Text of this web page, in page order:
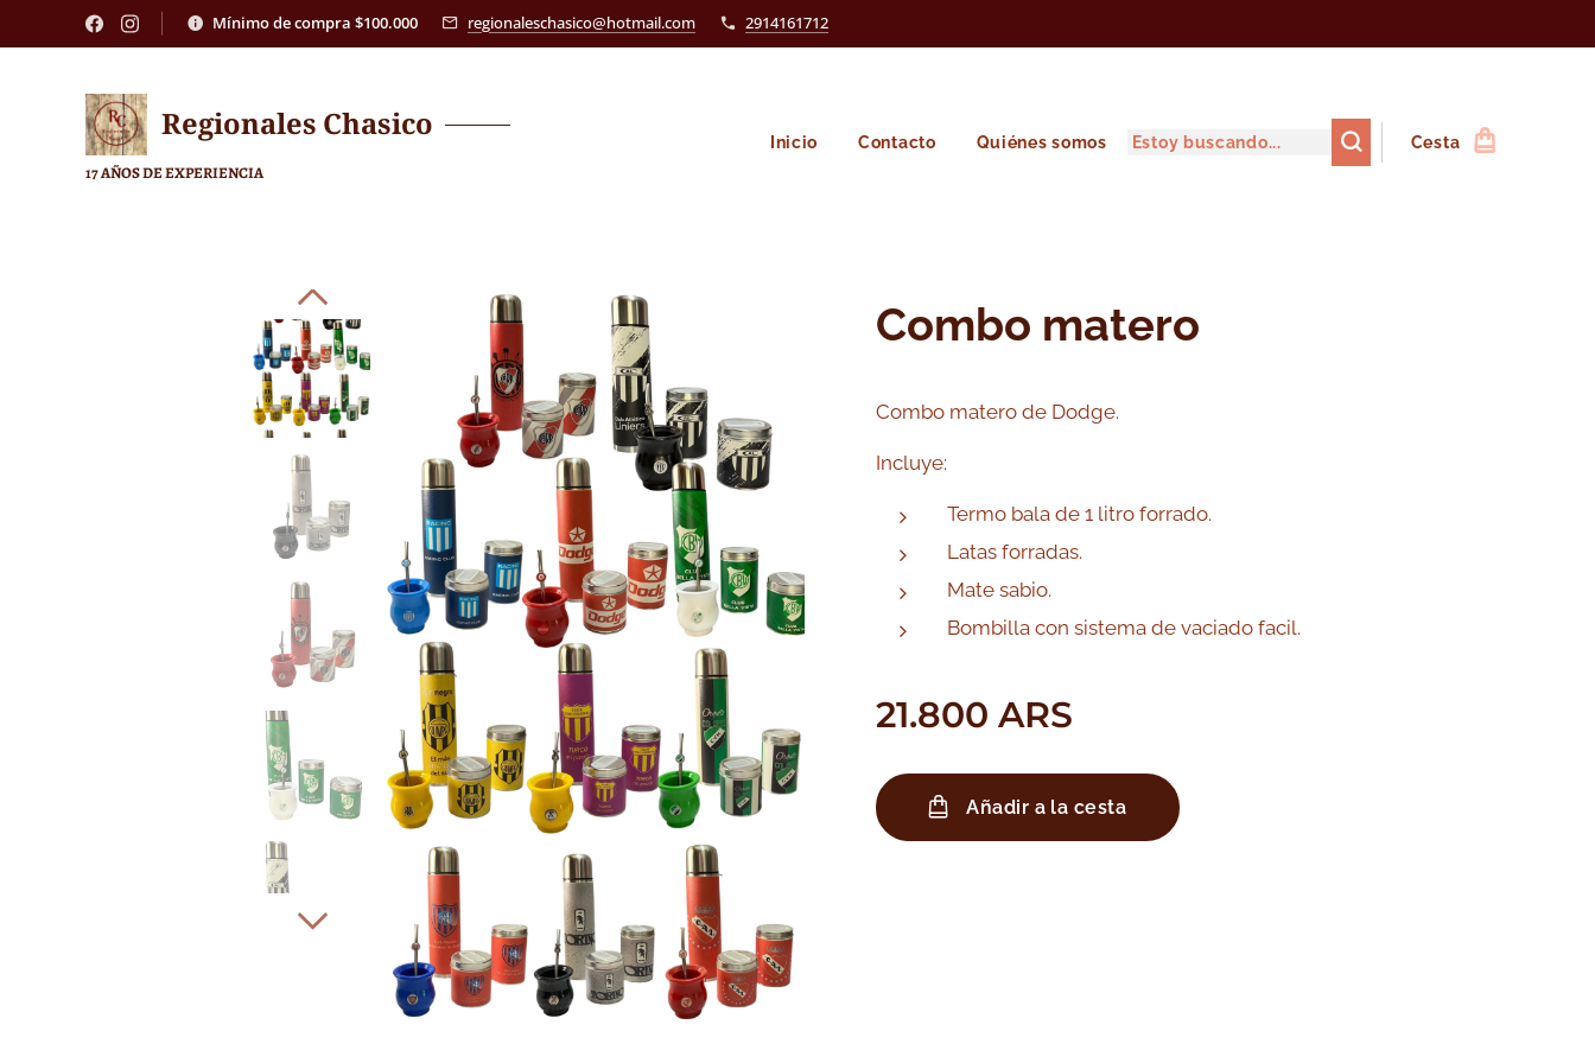
Mínimo de compra $100.000 regionaleschasico@hotmail.com 2914161712
Regionales Chasico
17 AÑOS DE EXPERIENCIA
Inicio Contacto Quiénes somos Cesta
Combo matero
Combo matero de Dodge.
Incluye:
Termo bala de 1 litro forrado.
Latas forradas.
Mate sabio.
Bombilla con sistema de vaciado facil.
21.800 ARS
Añadir a la cesta